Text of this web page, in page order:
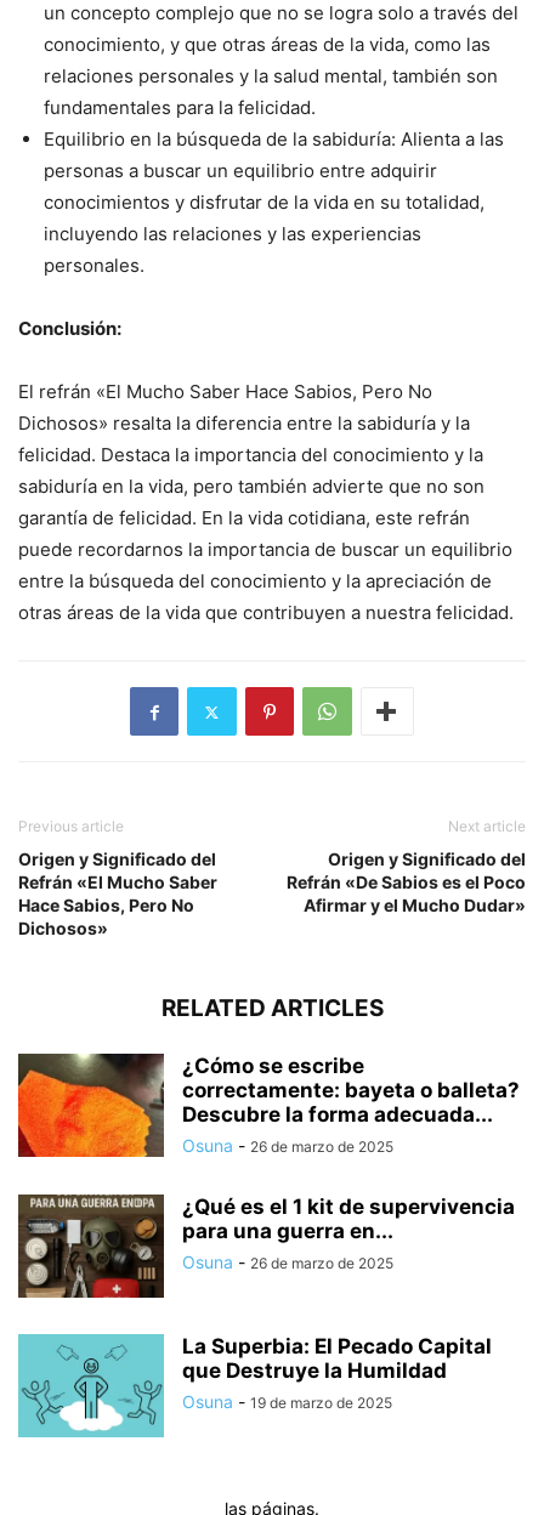
un concepto complejo que no se logra solo a través del
conocimiento, y que otras áreas de la vida, como las
relaciones personales y la salud mental, también son
fundamentales para la felicidad.
Equilibrio en la búsqueda de la sabiduría: Alienta a las
personas a buscar un equilibrio entre adquirir
conocimientos y disfrutar de la vida en su totalidad,
incluyendo las relaciones y las experiencias
personales.
Conclusión:
El refrán «El Mucho Saber Hace Sabios, Pero No
Dichosos» resalta la diferencia entre la sabiduría y la
felicidad. Destaca la importancia del conocimiento y la
sabiduría en la vida, pero también advierte que no son
garantía de felicidad. En la vida cotidiana, este refrán
puede recordarnos la importancia de buscar un equilibrio
entre la búsqueda del conocimiento y la apreciación de
otras áreas de la vida que contribuyen a nuestra felicidad.
Previous article
Origen y Significado del
Refrán «El Mucho Saber
Hace Sabios, Pero No
Dichosos»
Next article
Origen y Significado del
Refrán «De Sabios es el Poco
Afirmar y el Mucho Dudar»
RELATED ARTICLES
¿Cómo se escribe
correctamente: bayeta o balleta?
Descubre la forma adecuada...
Osuna - 26 de marzo de 2025
¿Qué es el 1 kit de supervivencia
para una guerra en...
Osuna - 26 de marzo de 2025
La Superbia: El Pecado Capital
que Destruye la Humildad
Osuna - 19 de marzo de 2025
las páginas.